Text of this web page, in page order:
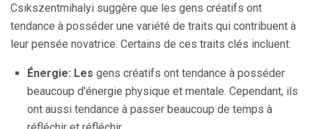
Csikszentmihalyi suggère que les gens créatifs ont
tendance à posséder une variété de traits qui contribuent à
leur pensée novatrice. Certains de ces traits clés incluent:
Énergie: Les gens créatifs ont tendance à posséder
beaucoup d'énergie physique et mentale. Cependant, ils
ont aussi tendance à passer beaucoup de temps à